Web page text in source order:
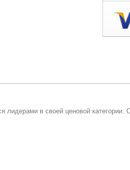
лидерами в своей ценовой категории.